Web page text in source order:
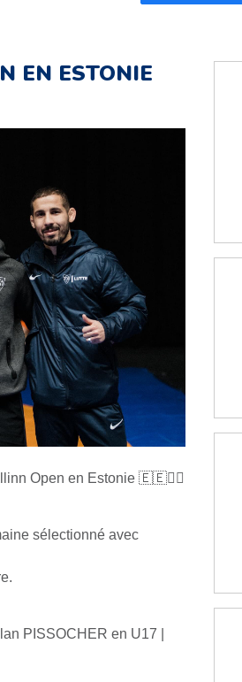
EN ESTONIE
Open en Estonie 🇪🇪🤼‍♂️
sélectionné avec
PISSOCHER en U17 |